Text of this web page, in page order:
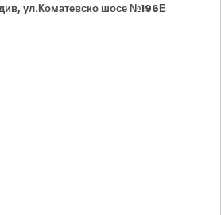
ул.Коматевско шосе №196Е